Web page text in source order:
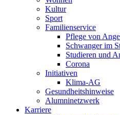
Kultur
Sport
Familienservice
Pflege von
Schwanger im
Studieren und
Corona
Initiativen
Klima-AG
Gesundheitshinweise
Alumninetzwerk
Karriere